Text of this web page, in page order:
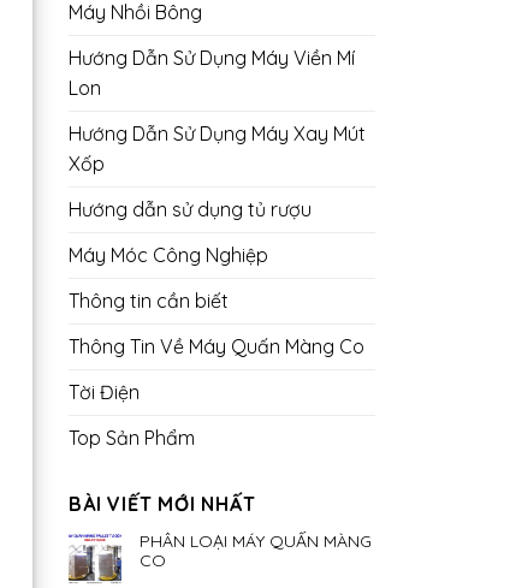
Máy Nhồi Bông
Hướng Dẫn Sử Dụng Máy Viền Mí
Lon
Hướng Dẫn Sử Dụng Máy Xay Mút
Xốp
Hướng dẫn sử dụng tủ rượu
Máy Móc Công Nghiệp
Thông tin cần biết
Thông Tin Về Máy Quấn Màng Co
Tời Điện
Top Sản Phẩm
BÀI VIẾT MỚI NHẤT
PHÂN LOẠI MÁY QUẤN MÀNG
CO